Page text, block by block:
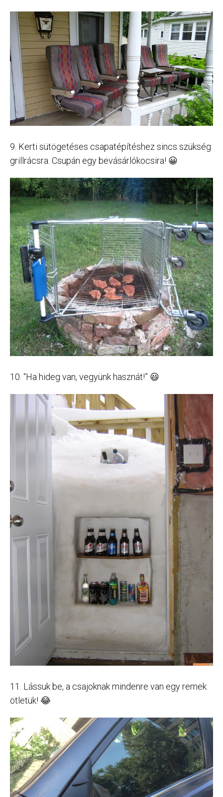
9. Kerti sütögetéses csapatépítéshez sincs szükség
grillrácsra. Csupán egy bevásárlókocsira! 😀
10. “Ha hideg van, vegyünk hasznát!” 😃
11. Lássuk be, a csajoknak mindenre van egy remek
ötletük! 😂